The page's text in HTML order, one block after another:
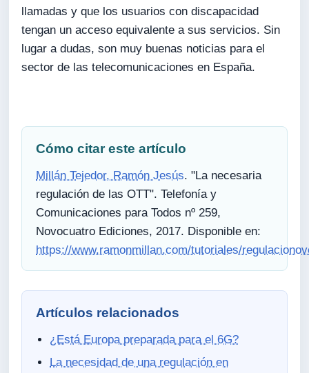
llamadas y que los usuarios con discapacidad
tengan un acceso equivalente a sus servicios. Sin
lugar a dudas, son muy buenas noticias para el
sector de las telecomunicaciones en España.
Cómo citar este artículo
Millán Tejedor, Ramón Jesús. "La necesaria
regulación de las OTT". Telefonía y
Comunicaciones para Todos nº 259,
Novocuatro Ediciones, 2017. Disponible en:
https://www.ramonmillan.com/tutoriales/
Artículos relacionados
¿Está Europa preparada para el 6G?
La necesidad de una regulación en